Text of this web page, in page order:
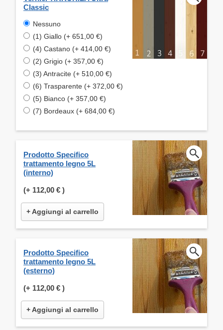
Classic
Nessuno
(1) Giallo (+ 651,00 €)
(4) Castano (+ 414,00 €)
(2) Grigio (+ 357,00 €)
(3) Antracite (+ 510,00 €)
(6) Trasparente (+ 372,00 €)
(5) Bianco (+ 357,00 €)
(7) Bordeaux (+ 684,00 €)
Prodotto Specifico
trattamento legno 5L
(interno)
(+ 112,00 € )
+ Aggiungi al carrello
Prodotto Specifico
trattamento legno 5L
(esterno)
(+ 112,00 € )
+ Aggiungi al carrello